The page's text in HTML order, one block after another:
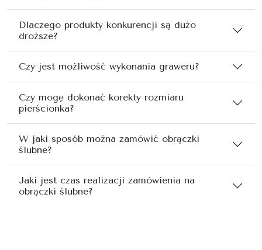
Dlaczego produkty konkurencji są dużo
droższe?
Czy jest możliwość wykonania graweru?
Czy mogę dokonać korekty rozmiaru
pierścionka?
W jaki sposób można zamówić obrączki
ślubne?
Jaki jest czas realizacji zamówienia na
obrączki ślubne?